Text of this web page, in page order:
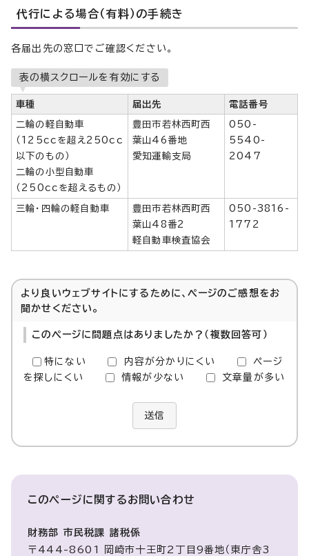
代行による場合（有料）の手続き
各届出先の窓口でご確認ください。
表の横スクロールを有効にする
車種 届出先 電話番号
二輪の軽自動車
（125ccを超え250cc
以下のもの）
二輪の小型自動車
（250ccを超えるもの）
豊田市若林西町西
葉山46番地
愛知運輸支局
050-
5540-
2047
三輪・四輪の軽自動車
豊田市若林西町西
葉山48番2
軽自動車検査協会
050-3816-
1772
より良いウェブサイトにするために、ページのご感想をお
聞かせください。
このページに問題点はありましたか？（複数回答可）
特にない 内容が分かりにくい
ページ
を探しにくい
情報が少ない 文章量が多い
送信
このページに関するお問い合わせ
財務部 市民税課 諸税係
〒444-8601 岡崎市十王町2丁目9番地（東庁舎3